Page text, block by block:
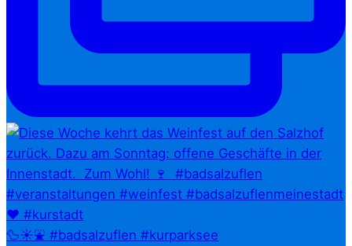
🦆☀️⛲ #badsalzuflen #kurparksee